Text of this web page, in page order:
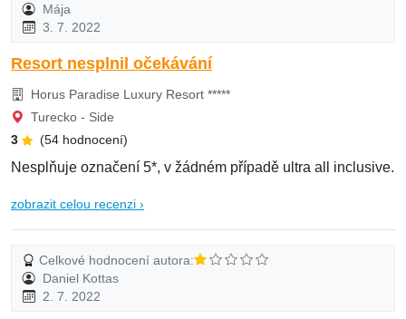
Mája
3. 7. 2022
Resort nesplnil očekávání
Horus Paradise Luxury Resort *****
Turecko - Side
3
(54 hodnocení)
Nesplňuje označení 5*, v žádném případě ultra all inclusive.
zobrazit celou recenzi ›
Celkové hodnocení autora:
Daniel Kottas
2. 7. 2022